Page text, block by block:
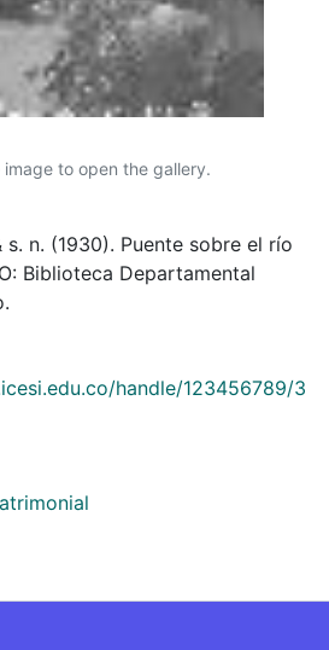
image to open the gallery.
s. n. (1930). Puente sobre el río
Biblioteca Departamental
handle/123456789/3